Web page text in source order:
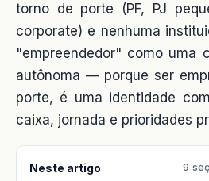
torno de porte (PF, PJ
corporate) e nenhuma
"empreendedor" como uma
autônoma — porque ser
porte, é uma identidade
caixa, jornada e prioridades
Neste artigo 9